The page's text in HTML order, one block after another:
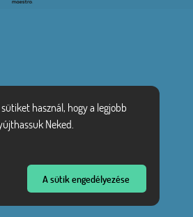
használ, hogy a legjobb
Neked.
A sütik engedélyezése